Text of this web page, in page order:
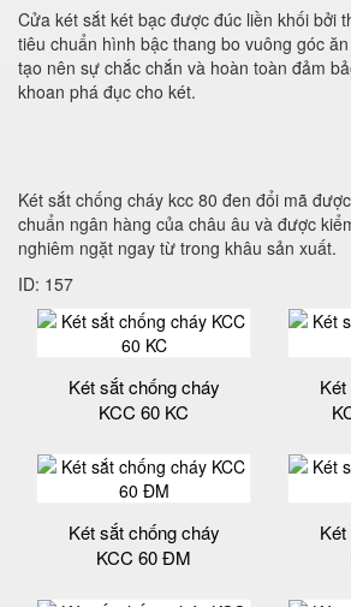
Cửa két sắt két bạc được đúc liền khối bởi
tiêu chuẩn hình bậc thang bo vuông góc
tạo nên sự chắc chắn và hoàn toàn đảm
khoan phá đục cho két.
Két sắt chống cháy kcc 80 đen đổi mã
chuẩn ngân hàng của châu âu và được
nghiêm ngặt ngay từ trong khâu sản xuất.
ID: 157
Két sắt chống cháy
KCC 60 KC
Két sắt chống cháy
KCC 60 ĐM